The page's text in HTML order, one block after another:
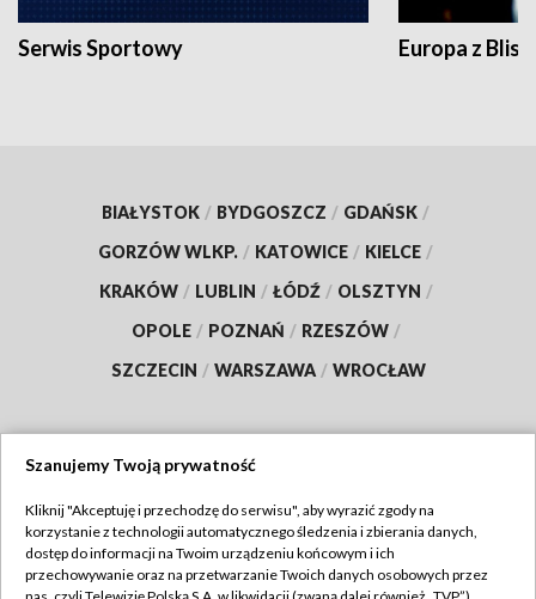
Serwis Sportowy Europa z
BIAŁYSTOK / BYDGOSZCZ / GDAŃSK /
GORZÓW WLKP. / KATOWICE / KIELCE /
KRAKÓW / LUBLIN / ŁÓDŹ / OLSZTYN /
OPOLE / POZNAŃ / RZESZÓW /
SZCZECIN / WARSZAWA / WROCŁAW
TVP
Abonament TVP
Regulamin TVP
Szanujemy Twoją prywatność
Kliknij "Akceptuję i przechodzę do serwisu", aby wyrazić zgody na
korzystanie z technologii automatycznego śledzenia i zbierania danych,
dostęp do informacji na Twoim urządzeniu końcowym i ich
przechowywanie oraz na przetwarzanie Twoich danych osobowych przez